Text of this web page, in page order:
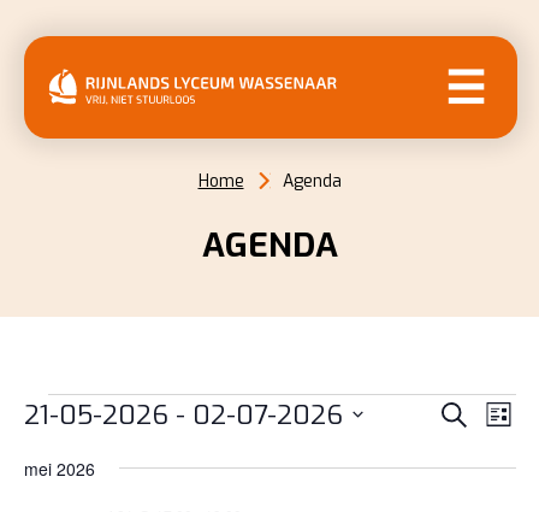
Home Agenda
AGENDA
EVENEMENTEN Zoeken
Lijst
21-05-2026 - 02-07-2026
een
mei 2026